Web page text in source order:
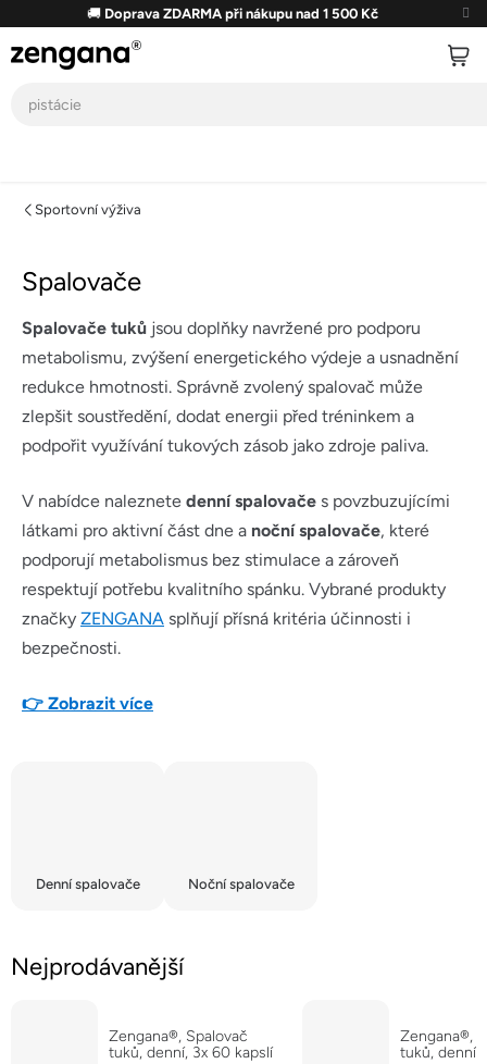
obsah
🚚 Doprava ZDARMA při nákupu nad 1 500 Kč
Sportovní výživa
Spalovače
Spalovače tuků jsou doplňky navržené pro podporu
metabolismu, zvýšení energetického výdeje a usnadnění
redukce hmotnosti. Správně zvolený spalovač může
zlepšit soustředění, dodat energii před tréninkem a
podpořit využívání tukových zásob jako zdroje paliva.
V nabídce naleznete denní spalovače s povzbuzujícími
látkami pro aktivní část dne a noční spalovače, které
podporují metabolismus bez stimulace a zároveň
respektují potřebu kvalitního spánku. Vybrané produkty
značky ZENGANA splňují přísná kritéria účinnosti i
bezpečnosti.
👉 Zobrazit více
Denní spalovače Noční spalovače
Nejprodávanější
Zengana®, Spalovač
tuků, denní, 3x 60 kapslí
Zengana®,
tuků, denní,